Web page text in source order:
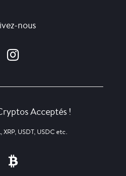
nous
Acceptés !
XRP, USDT, USDC etc.